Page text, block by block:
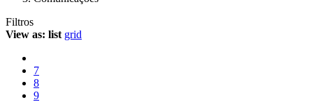
Filtros
View as: list grid
7
8
9